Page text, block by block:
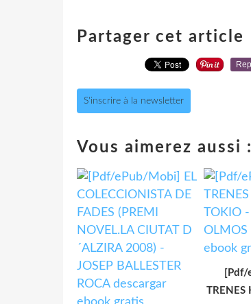
Partager cet article
S'inscrire à la newsletter
Vous aimerez aussi :
[Pdf/
TRENES